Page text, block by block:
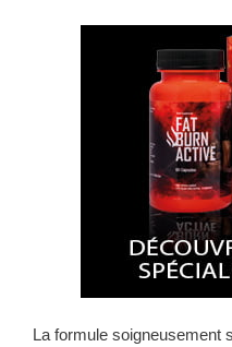
La formule soigneusement